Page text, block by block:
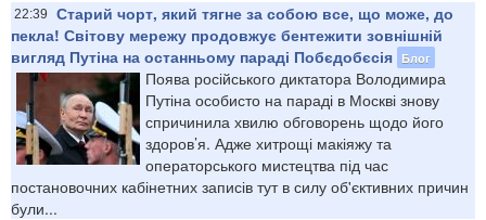
22:39
Старий чорт, який тягне за собою все, що може, до
пекла! Світову мережу продовжує бентежити зовнішній
вигляд Путіна на останньому параді Побєдобєсія Блог
Поява російського диктатора Володимира
Путіна особисто на параді в Москві знову
спричинила хвилю обговорень щодо його
здоров’я. Адже хитрощі макіяжу та
операторського мистецтва під час
постановочних кабінетних записів тут в силу об'єктивних причин
були...